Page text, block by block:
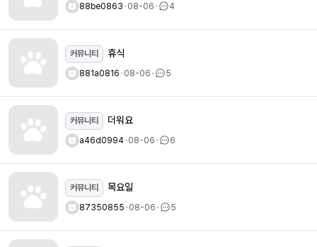
88be0863ㆍ08-06ㆍ 4
커뮤니티 휴식
881a0816ㆍ08-06ㆍ 5
커뮤니티 더워요
a46d0994ㆍ08-06ㆍ 6
커뮤니티 목요일
87350855ㆍ08-06ㆍ 5